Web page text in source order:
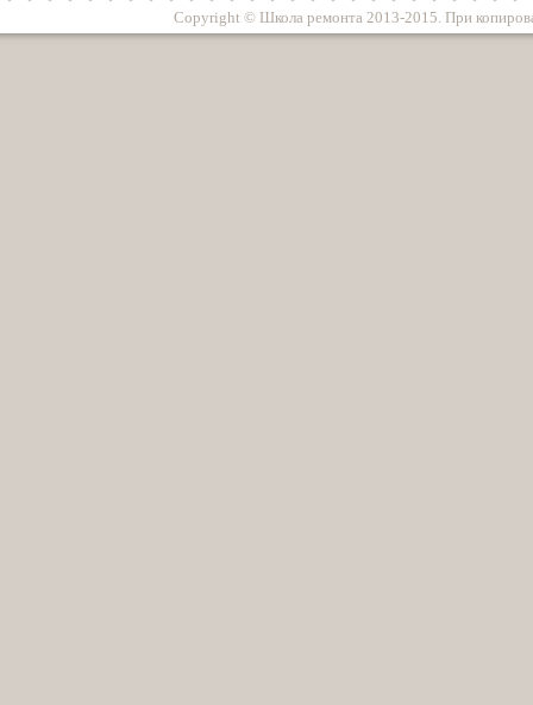
Copyright © Школа ремонта 2013-2015. При